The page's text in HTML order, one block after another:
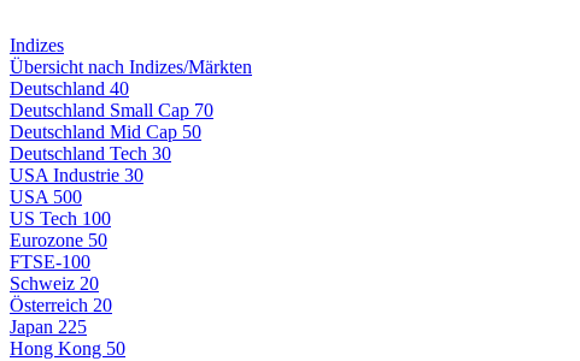
Indizes
Übersicht nach Indizes/Märkten
Deutschland 40
Deutschland Small Cap 70
Deutschland Mid Cap 50
Deutschland Tech 30
USA Industrie 30
USA 500
US Tech 100
Eurozone 50
FTSE-100
Schweiz 20
Österreich 20
Japan 225
Hong Kong 50